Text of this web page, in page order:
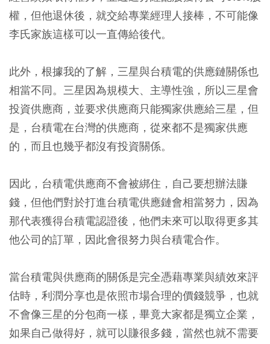
權，但他退休後，就交給專業經理人接棒，不可能像
李氏家族這樣可以一直傳給後代。
此外，根據我的了解，三星與台積電的供應鏈關係也
相當不同。三星因為規模大、主導性強，所以三星會
投資供應商，並要求供應商只能獨家供應給三星，但
是，台積電在台灣的供應商，從來都不是獨家供應
的，而且也幾乎都沒有投資關係。
因此，台積電供應商不會被綁住，自己要想辦法賺
錢，但他們對於打進台積電供應鏈會相當努力，因為
那代表獲得台積電認證後，他們未來可以取得更多其
他公司的訂單，因此會很努力與台積電合作。
當台積電與供應商的關係是完全憑藉專業與績效來評
估時，利潤分享也是依照市場合理的價錢競爭，也就
不會像三星的分包商一樣，畢竟大家都是獨立企業，
如果自己做得好，就可以賺很多錢，當然也就不需要